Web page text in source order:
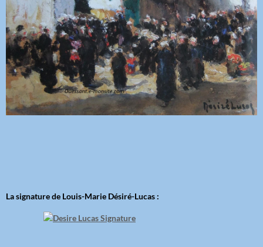
La signature de Louis-Marie Désiré-Lucas :